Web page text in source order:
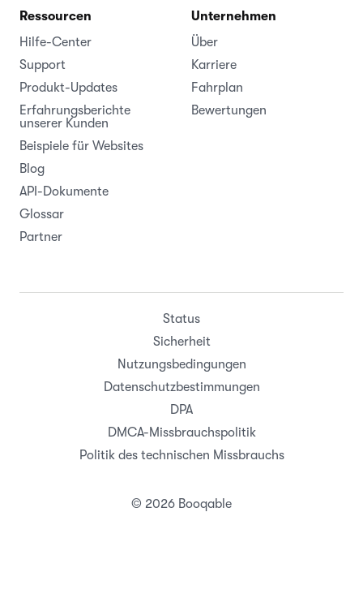
Ressourcen
Hilfe-Center
Support
Produkt-Updates
Erfahrungsberichte
unserer Kunden
Beispiele für Websites
Blog
API-Dokumente
Glossar
Partner
Unternehmen
Über
Karriere
Fahrplan
Bewertungen
© 2026 Booqable
Status
Sicherheit
Nutzungsbedingungen
Datenschutzbestimmungen
DPA
DMCA-Missbrauchspolitik
Politik des technischen Missbrauchs